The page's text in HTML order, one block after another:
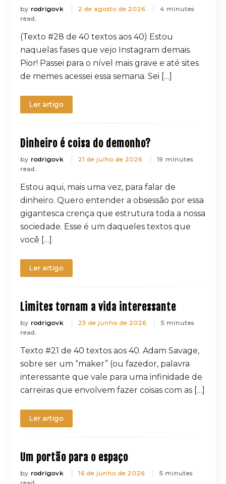
by rodrigovk 2 de agosto de 2026
4 minutes
read.
(Texto #28 de 40 textos aos 40) Estou
naquelas fases que vejo Instagram demais.
Pior! Passei para o nível mais grave e até sites
de memes acessei essa semana. Sei […]
Ler artigo
Dinheiro é coisa do demonho?
by rodrigovk 21 de julho de 2026
19 minutes
read.
Estou aqui, mais uma vez, para falar de
dinheiro. Quero entender a obsessão por essa
gigantesca crença que estrutura toda a nossa
sociedade. Esse é um daqueles textos que
você […]
Ler artigo
Limites tornam a vida interessante
by rodrigovk 23 de junho de 2026
5 minutes
read.
Texto #21 de 40 textos aos 40. Adam Savage,
sobre ser um “maker” (ou fazedor, palavra
interessante que vale para uma infinidade de
carreiras que envolvem fazer coisas com as […]
Ler artigo
Um portão para o espaço
by rodrigovk 16 de junho de 2026
5 minutes